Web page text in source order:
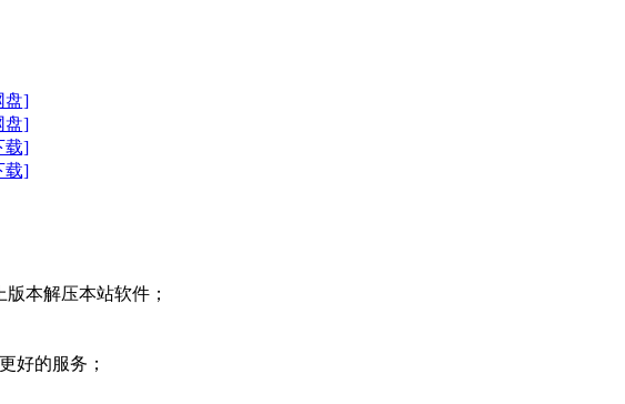
盘]
盘]
载]
载]
本解压本站软件；
好的服务；